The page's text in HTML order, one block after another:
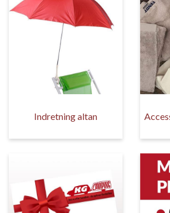
Indretning altan